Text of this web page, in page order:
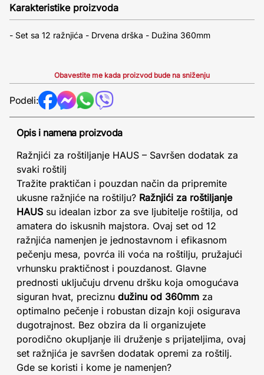
Karakteristike proizvoda
- Set sa 12 ražnjića - Drvena drška - Dužina 360mm
Obavestite me kada proizvod bude na sniženju
Podeli:
Opis i namena proizvoda
Ražnjići za roštiljanje HAUS – Savršen dodatak za
svaki roštilj
Tražite praktičan i pouzdan način da pripremite
ukusne ražnjiće na roštilju? Ražnjići za roštiljanje
HAUS su idealan izbor za sve ljubitelje roštilja, od
amatera do iskusnih majstora. Ovaj set od 12
ražnjića namenjen je jednostavnom i efikasnom
pečenju mesa, povrća ili voća na roštilju, pružajući
vrhunsku praktičnost i pouzdanost. Glavne
prednosti uključuju drvenu dršku koja omogućava
siguran hvat, preciznu dužinu od 360mm za
optimalno pečenje i robustan dizajn koji osigurava
dugotrajnost. Bez obzira da li organizujete
porodično okupljanje ili druženje s prijateljima, ovaj
set ražnjića je savršen dodatak opremi za roštilj.
Gde se koristi i kome je namenjen?